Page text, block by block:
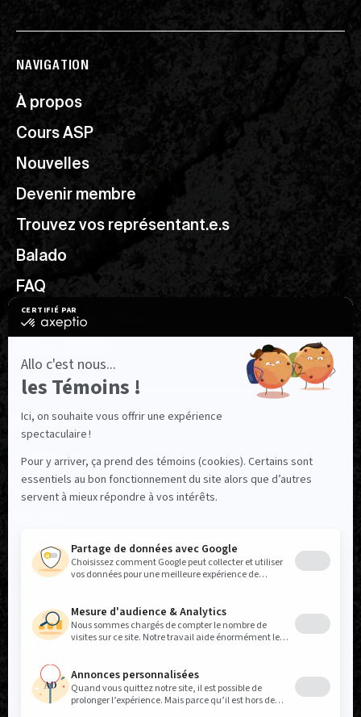
NAVIGATION
À propos
Cours ASP
Nouvelles
Devenir membre
Trouvez vos représentant.e.s
Balado
FAQ
Ressources utiles
NOUS SUIVRE
Facebook
Instagram
LinkedIn
YouTube
Politique réseaux sociaux
Politique de confidentialité